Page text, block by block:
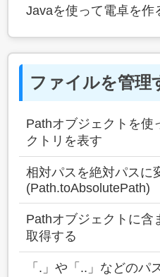
Javaを使って電卓を作
ファイルを管理
Pathオブジェクトを使
クトリを表す
相対パスを絶対パスに
(Path.toAbsolutePath)
Pathオブジェクトに含
取得する
「.」や「..」などのパ